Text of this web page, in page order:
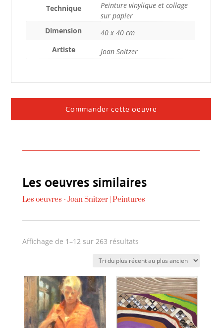
Technique
Peinture vinylique et collage
sur papier
Dimension
40 x 40 cm
Artiste
Joan Snitzer
Commander cette oeuvre
Les oeuvres similaires
Les oeuvres - Joan Snitzer| Peintures
Affichage de 1–12 sur 263 résultatsTrié
plus
récent
au
plus
ancien